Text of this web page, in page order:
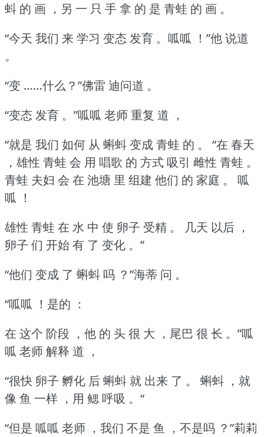
蚪 的 画 ，另 一 只 手 拿 的 是 青蛙 的 画 。
“今天 我们 来 学习 变态 发育 。呱呱 ！”他 说道
。
“变 ……什么？”佛雷 迪问道 。
“变态 发育 。”呱呱 老师 重复 道 ，
“就是 我们 如何 从 蝌蚪 变成 青蛙 的 。
“在 春天
，雄性 青蛙 会 用 唱歌 的 方式 吸引 雌性 青蛙 。
青蛙 夫妇 会 在 池塘 里 组建 他们 的 家庭 。
呱
呱 ！
雄性 青蛙 在 水 中 使 卵子 受精 。
几天 以后 ，
卵子 们 开始 有 了 变化 。”
“他们 变成 了 蝌蚪 吗 ？”海蒂 问 。
“呱呱 ！是的 ：
在 这个 阶段 ，他 的 头 很 大 ，尾巴 很 长 。”呱
呱 老师 解释 道 ，
“很快 卵子 孵化 后 蝌蚪 就 出来 了 。
蝌蚪 ，就
像 鱼 一样 ，用 鳃 呼吸 。“
“但是 呱呱 老师 ，我们 不是 鱼 ，不是吗 ？”莉莉